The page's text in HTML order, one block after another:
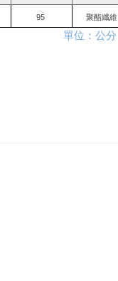
95 聚酯纖維
分